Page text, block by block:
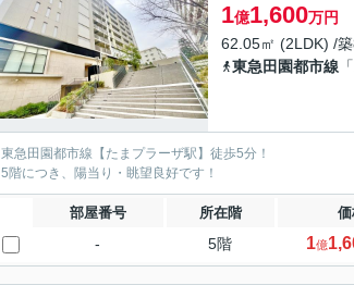
1億1,600万円
62.05㎡ (2LDK) /
東急田園都市線 「
東急田園都市線【たまプラーザ駅】徒歩5分！
5階につき、陽当り・眺望良好です！
部屋番号 所在階
- 5階 1億